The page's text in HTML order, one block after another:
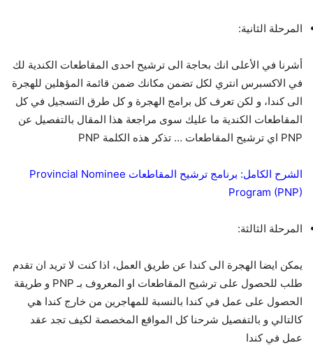
المرحلة الثانية:
أشرنا في الأعلى انك بحاجة الى ترشيح احدى المقاطعات الكندية لك
في الاكسبرس انتري لكل تضمن مكانك ضمن قائمة المؤهلين للهجرة
الى كندا، و لكن تعرف كل برامج الهجرة و كل طرق التسجيل في كل
المقاطعات الكندية ما عليك سوى مراجعة هذا المقال بالتفصيل عن
PNP اي ترشيح المقاطعات … تذكر هذه الكلمة PNP
الشرح الكامل: برنامج ترشيح المقاطعات Provincial Nominee
Program (PNP)
المرحلة الثالثة:
يمكن ايضا الهجرة الى كندا عن طريق العمل، اذا كنت لا تريد ان تقدم
طلب للحصول على ترشيح المقاطعات او المعروف بـ PNP و طريقة
الحصول على عمل في كندا بالنسبة للمهاجرين من خارج كندا هي
كالتالي و بالتفصيل شرحنا كل المواقع المخصصة لكيف تجد عقد
عمل في كندا